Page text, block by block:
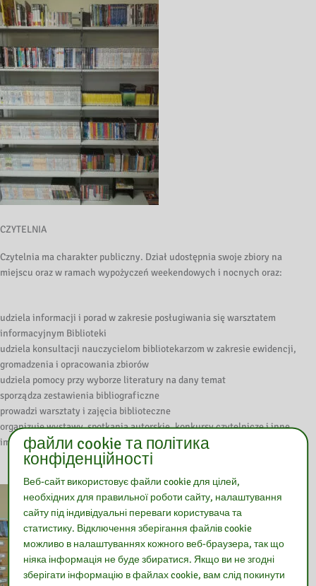
CZYTELNIA
Czytelnia ma charakter publiczny. Dział udostępnia swoje zbiory na
miejscu oraz w ramach wypożyczeń weekendowych i nocnych oraz:
udziela informacji i porad w zakresie posługiwania się warsztatem
informacyjnym Biblioteki
udziela konsultacji nauczycielom bibliotekarzom w zakresie ewidencji,
gromadzenia i opracowania zbiorów
udziela pomocy przy wyborze literatury na dany temat
sporządza zestawienia bibliograficzne
prowadzi warsztaty i zajęcia biblioteczne
organizuje wystawy, spotkania autorskie, konkursy czytelnicze i inne
imprezy promujące książkę i czytelnictwo
файли cookie та політика
конфіденційності
Веб-сайт використовує файли cookie для цілей,
необхідних для правильної роботи сайту, налаштування
сайту під індивідуальні переваги користувача та
статистику. Відключення зберігання файлів cookie
можливо в налаштуваннях кожного веб-браузера, так що
ніяка інформація не буде збиратися. Якщо ви не згодні
зберігати інформацію в файлах cookie, вам слід покинути